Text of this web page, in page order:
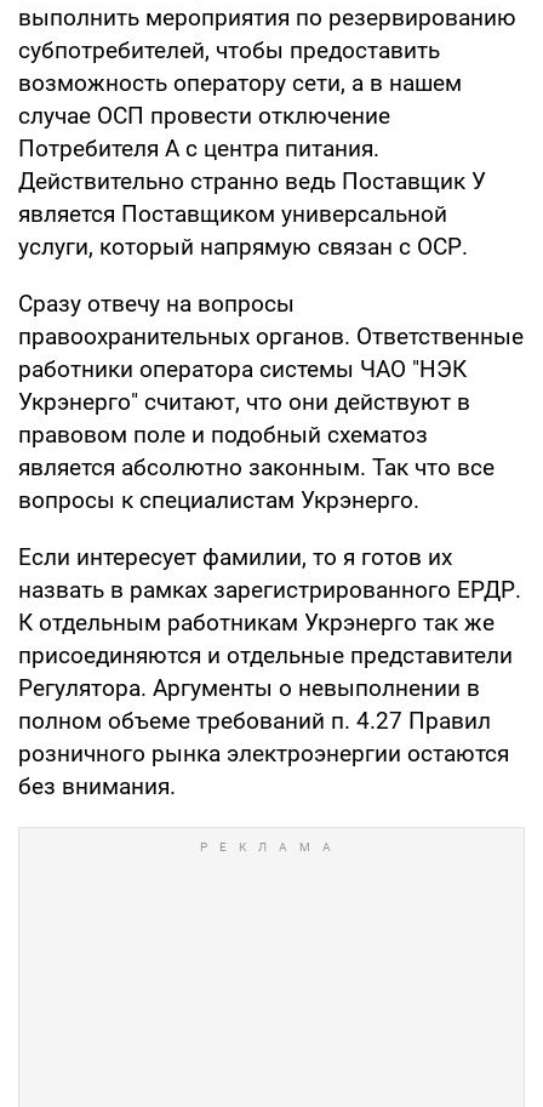
выполнить мероприятия по резервированию
субпотребителей, чтобы предоставить
возможность оператору сети, а в нашем
случае ОСП провести отключение
Потребителя А с центра питания.
Действительно странно ведь Поставщик У
является Поставщиком универсальной
услуги, который напрямую связан с ОСР.
Сразу отвечу на вопросы
правоохранительных органов. Ответственные
работники оператора системы ЧАО "НЭК
Укрэнерго" считают, что они действуют в
правовом поле и подобный схематоз
является абсолютно законным. Так что все
вопросы к специалистам Укрэнерго.
Если интересует фамилии, то я готов их
назвать в рамках зарегистрированного ЕРДР.
К отдельным работникам Укрэнерго так же
присоединяются и отдельные представители
Регулятора. Аргументы о невыполнении в
полном объеме требований п. 4.27 Правил
розничного рынка электроэнергии остаются
без внимания.